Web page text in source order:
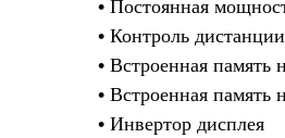
• Постоянная
• Контроль
• Встроенная память
• Встроенная
• Инвертор дисплея